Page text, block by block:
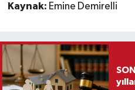
Kaynak: Emine Demirelli
SON